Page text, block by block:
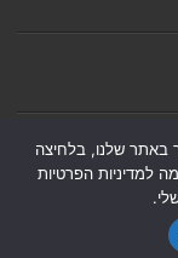
באתר שלנו, בלחיצה
למדיניות הפרטיות